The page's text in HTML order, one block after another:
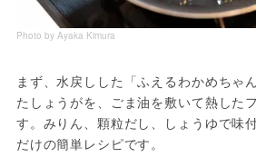
Photo by Ayaka Kimura
まず、水戻しした「ふえるわかめちゃ
たしょうがを、ごま油を敷いて熱した
す。みりん、顆粒だし、しょうゆで味
だけの簡単レシピです。